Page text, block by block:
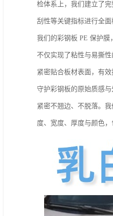
检体系上，我们建立了
刮性等关键指标进行全
我们的彩钢板 PE 保护膜
不仅实现了粘性与易撕
紧密贴合板材表面，有
守护彩钢板的原始质感
紧密不翘边、不脱落。
度、宽度、厚度与颜色